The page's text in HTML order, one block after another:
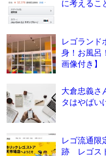
に考えるこ
レゴラン
身！お風呂
画像付き】
大倉忠義さ
タはやばい
レゴ流通限
跡 レゴス